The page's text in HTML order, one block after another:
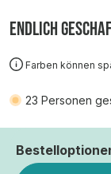
ENDLICH
Farben können
23 Personen